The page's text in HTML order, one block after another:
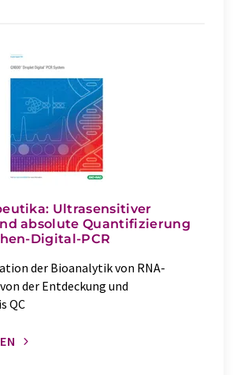
Ultrasensitiver
absolute Quantifizierung
Digital-PCR
der Bioanalytik von RNA-
der Entdeckung und
QC